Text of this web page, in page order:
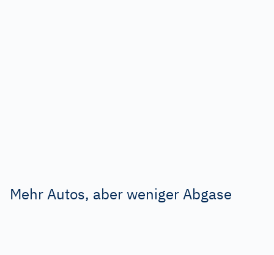
Mehr Autos, aber weniger Abgase